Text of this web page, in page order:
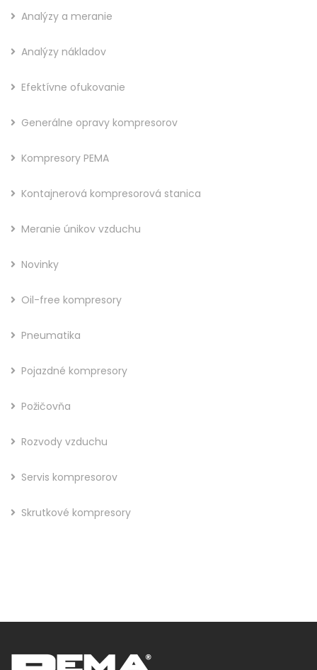
Analýzy a meranie
Analýzy nákladov
Efektívne ofukovanie
Generálne opravy kompresorov
Kompresory PEMA
Kontajnerová kompresorová stanica
Meranie únikov vzduchu
Novinky
Oil-free kompresory
Pneumatika
Pojazdné kompresory
Požičovňa
Rozvody vzduchu
Servis kompresorov
Skrutkové kompresory